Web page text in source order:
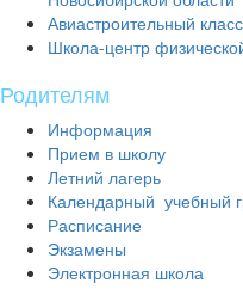
Авиастроительный класс
Школа-центр
Родителям
Информация
Прием в школу
Летний лагерь
Календарный учебный
Расписание
Экзамены
Электронная школа